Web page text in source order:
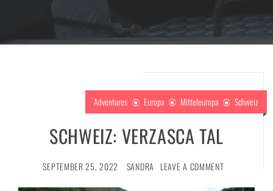
Adventures Europa Mitteleuropa Schweiz
SCHWEIZ: VERZASCA TAL
SEPTEMBER 25, 2022 SANDRA LEAVE A COMMENT